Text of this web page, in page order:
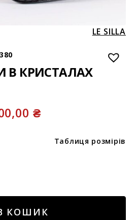
LE SILLA
В КРИСТАЛАХ
₴
Таблиця розмірів
КОШИК